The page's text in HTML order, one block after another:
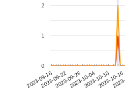
2023-09-162023-09-222023-09-282023-10-042023-10-102023-10-16
0
1
2